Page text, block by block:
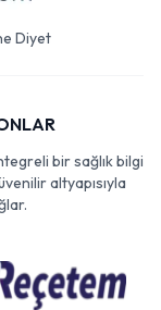
Diyet
bir sağlık bilgi
altyapısıyla